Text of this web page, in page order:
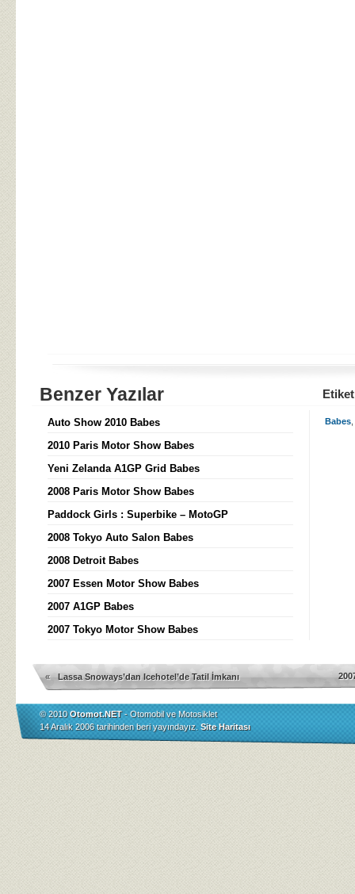
Benzer Yazılar
Auto Show 2010 Babes
2010 Paris Motor Show Babes
Yeni Zelanda A1GP Grid Babes
2008 Paris Motor Show Babes
Paddock Girls : Superbike – MotoGP
2008 Tokyo Auto Salon Babes
2008 Detroit Babes
2007 Essen Motor Show Babes
2007 A1GP Babes
2007 Tokyo Motor Show Babes
Babes
« Lassa Snoways’dan Icehotel’de Tatil İmkanı
© 2010Otomot.NET- Otomobil ve Motosiklet
14 Aralık 2006 tarihinden beri yayındayız. Site Haritası